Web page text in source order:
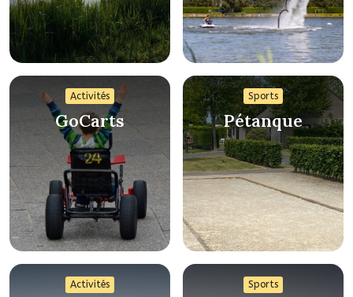
Activités
GoCarts
Sports
Pétanque
Activités Sports